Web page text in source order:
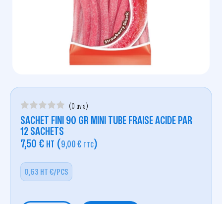
(0 avis)
SACHET FINI 90 GR MINI TUBE FRAISE ACIDE PAR
12 SACHETS
7,50 € HT (9,00 € TTC)
0,63 HT €/PCS